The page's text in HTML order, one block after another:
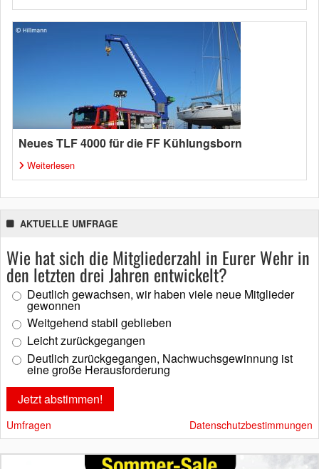
Neues TLF 4000 für die FF Kühlungsborn
Weiterlesen
AKTUELLE UMFRAGE
Wie hat sich die Mitgliederzahl in Eurer Wehr in
den letzten drei Jahren entwickelt?
Deutlich gewachsen, wir haben viele neue Mitglieder
gewonnen
Weitgehend stabil geblieben
Leicht zurückgegangen
Deutlich zurückgegangen, Nachwuchsgewinnung ist
eine große Herausforderung
Umfragen Datenschutzbestimmungen